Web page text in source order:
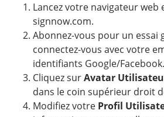
Lancez votre navigateur web
signnow.com.
Abonnez-vous pour un essai
connectez-vous avec votre
identifiants Google/Facebook.
Cliquez surAvatar
dans le coin supérieur droit
Modifiez votre Profil